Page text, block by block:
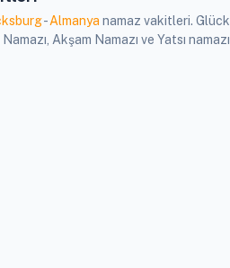
-Almanya namaz vakitleri.
Akşam Namazı ve Yatsı